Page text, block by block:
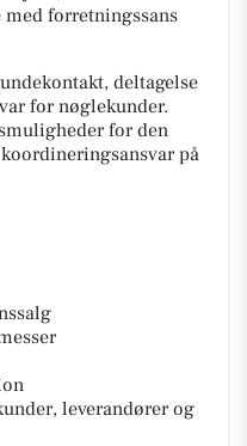
forretningssans
deltagelse
for nøglekunder.
for den
på
leverandører og